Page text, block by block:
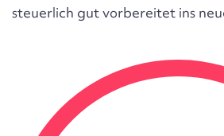
steuerlich gut vorbereitet ins